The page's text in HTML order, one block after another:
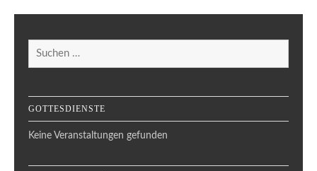
Suchen
GOTTESDIENSTE
Keine Veranstaltungen gefunden